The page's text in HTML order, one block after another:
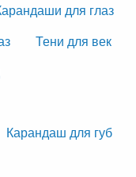
для глаз
Тени для век
Карандаш для губ